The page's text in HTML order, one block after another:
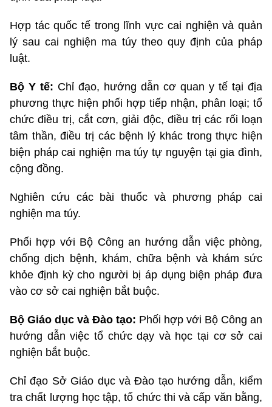
Hợp tác quốc tế trong lĩnh vực cai nghiện và quản
lý sau cai nghiện ma túy theo quy định của pháp
luật.
Bộ Y tế: Chỉ đạo, hướng dẫn cơ quan y tế tại địa
phương thực hiện phối hợp tiếp nhận, phân loại; tổ
chức điều trị, cắt cơn, giải độc, điều trị các rối loạn
tâm thần, điều trị các bệnh lý khác trong thực hiện
biện pháp cai nghiện ma túy tự nguyện tại gia đình,
cộng đồng.
Nghiên cứu các bài thuốc và phương pháp cai
nghiện ma túy.
Phối hợp với Bộ Công an hướng dẫn việc phòng,
chống dịch bệnh, khám, chữa bệnh và khám sức
khỏe định kỳ cho người bị áp dụng biện pháp đưa
vào cơ sở cai nghiện bắt buộc.
Bộ Giáo dục và Đào tạo: Phối hợp với Bộ Công an
hướng dẫn việc tổ chức dạy và học tại cơ sở cai
nghiện bắt buộc.
Chỉ đạo Sở Giáo dục và Đào tạo hướng dẫn, kiểm
tra chất lượng học tập, tổ chức thi và cấp văn bằng,